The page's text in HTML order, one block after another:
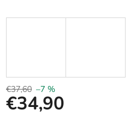
€37,60 –7 %
€34,90